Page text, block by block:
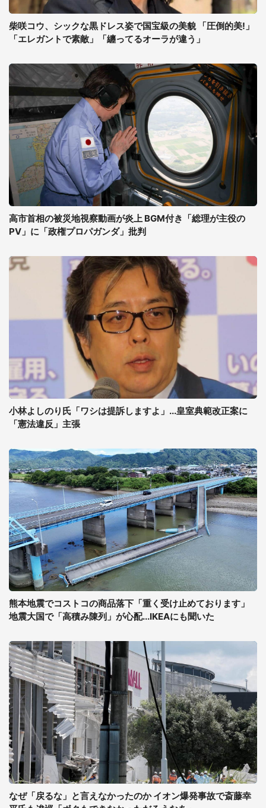
柴咲コウ、シックな黒ドレス姿で国宝級の美貌 「圧倒的美!」
「エレガントで素敵」「纏ってるオーラが違う」
高市首相の被災地視察動画が炎上 BGM付き「総理が主役の
PV」に「政権プロパガンダ」批判
小林よしのり氏「ワシは提訴しますよ」...皇室典範改正案に
「憲法違反」主張
熊本地震でコストコの商品落下「重く受け止めております」
地震大国で「高積み陳列」が心配...IKEAにも聞いた
なぜ「戻るな」と言えなかったのか イオン爆発事故で斎藤幸